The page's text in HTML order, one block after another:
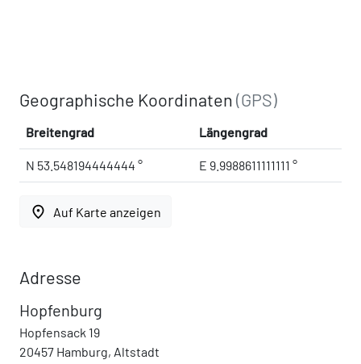
Geographische Koordinaten(GPS)
Breitengrad Längengrad
N 53.548194444444 ° E 9.9988611111111 °
place Auf Karte anzeigen
Adresse
Hopfenburg
Hopfensack 19
20457 Hamburg, Altstadt